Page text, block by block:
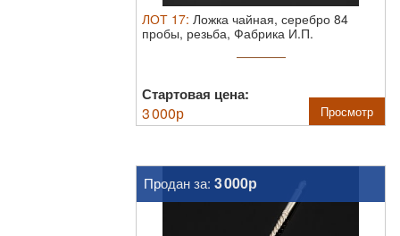
ЛОТ 17: Ложка чайная, серебро 84
пробы, резьба, Фабрика И.П.
Стартовая цена:
3 000р Просмотр
Продан за: 3 000р